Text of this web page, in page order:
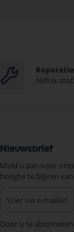
Nilfisk
Nieuwsbrief
Meld u aan voor
hoogte te blijven
onze
Door u te